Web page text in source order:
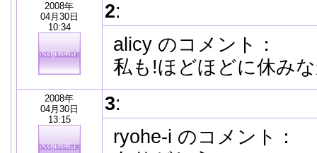
2008年
04月30日
10:34
2:
alicy のコメント：
私も!ほどほどに休み
2008年
04月30日
13:15
3:
ryohe-i のコメント：